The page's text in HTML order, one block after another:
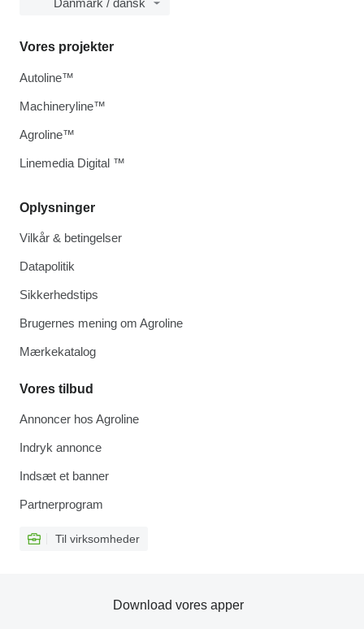
Danmark / dansk
Oplysninger
Vilkår & betingelser
Datapolitik
Sikkerhedstips
Brugernes mening om Agroline
Mærkekatalog
Vores tilbud
Annoncer hos Agroline
Indryk annonce
Indsæt et banner
Partnerprogram
Til virksomheder
Vores projekter
Autoline™
Machineryline™
Agroline™
Linemedia Digital ™
Download vores apper